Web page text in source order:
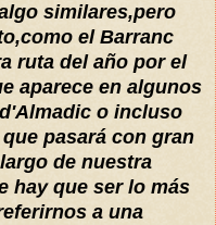
similares,pero
el Barranc
ruta del año por el
aparece en algunos
o incluso
pasará con gran
de nuestra
hay que ser lo más
a una